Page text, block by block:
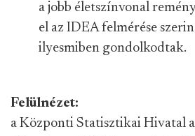
a jobb életszínvonal
el az IDEA felmérése
ilyesmiben gondolkodtak.
Felülnézet:
a Központi Statisztikai Hivatal